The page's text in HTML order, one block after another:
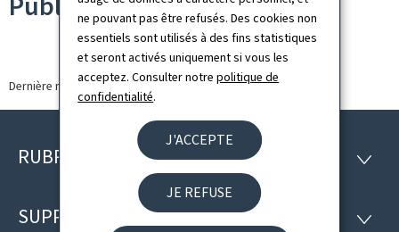
ne pouvant pas être refusés. Des cookies non
essentiels sont utilisés à des fins statistiques
et seront activés uniquement si vous les
acceptez. Consulter notrepolitique de
confidentialité.
J'ACCEPTE
JE REFUSE
Dernière modification le16.01.2026
Pied
RUBRIQUES
SUPPORT